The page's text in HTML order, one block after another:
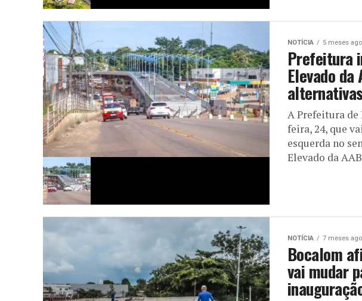
NOTÍCIA 5 meses ago
Prefeitura
Elevado
A Prefeitura
feira, 24, que
esquerda no
Elevado da
NOTÍCIA 7 meses ago
Bocalom
vai mudar